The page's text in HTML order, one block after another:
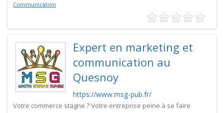
Communication
Expert en marketing et
communication au
Quesnoy
https://www.msg-pub.fr/
Votre commerce stagne ? Votre entreprise peine à se faire